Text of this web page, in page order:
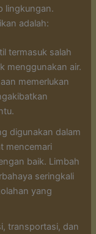
lingkungan.
adalah:
termasuk salah
menggunakan air.
memerlukan
digunakan dalam
mencemari
baik. Limbah
seringkali
yang
transportasi, dan